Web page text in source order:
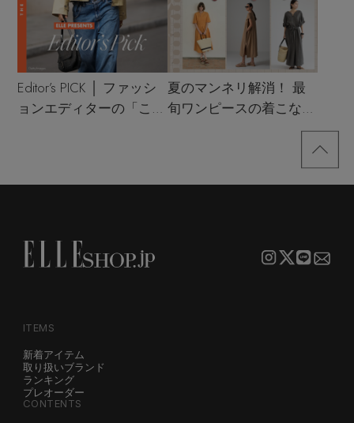
Editor’s PICK │ ファッシ
ョンエディターの「これ
夏のマンネリ解消！ 最
旬ワンピースの着こなし
ITEMS
新着アイテム
取り扱いブランド
ランキング
プレオーダー
CONTENTS